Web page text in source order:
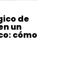
de
un
cómo